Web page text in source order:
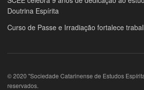
Doutrina Espírita
Curso de Passe e Irradiação fortalece
© 2020 "Sociedade Catarinense de Estudos
reservados.